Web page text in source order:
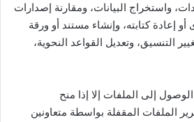
واستخراج البيانات، ومقارنة إصدارات
إعادة كتابته، وإنشاء مستند أو ورقة
التنسيق، وتعديل القواعد النحوية،
إلى الملفات إلا إذا منح
الملفات المقفلة بواسطة متعاونين